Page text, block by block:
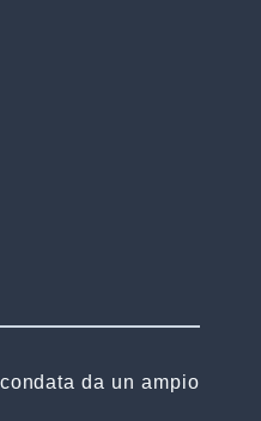
da un ampio